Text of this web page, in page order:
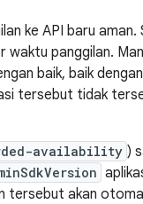
ke API baru aman.
panggilan.
baik, baik
tersebut tidak
availability )
tersebut akan